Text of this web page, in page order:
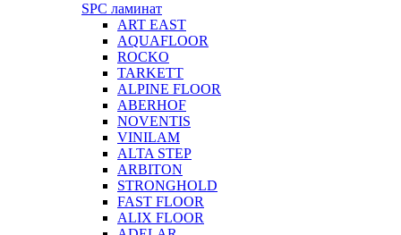
SPC ламинат
ART EAST
AQUAFLOOR
ROCKO
TARKETT
ALPINE FLOOR
ABERHOF
NOVENTIS
VINILAM
ALTA STEP
ARBITON
STRONGHOLD
FAST FLOOR
ALIX FLOOR